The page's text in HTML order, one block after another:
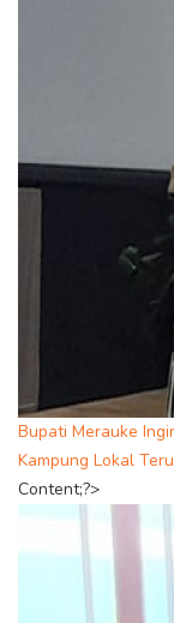
Bupati Merauke
Kampung Lokal
Content;?>